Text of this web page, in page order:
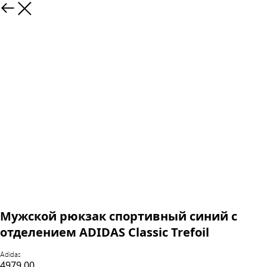
Назад
Мужской рюкзак спортивный синий с
отделением ADIDAS Classic Trefoil
Adidas